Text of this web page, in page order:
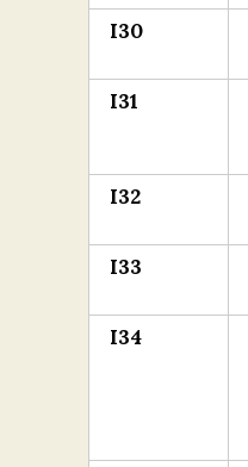
I30
I31
I32
I33
I34